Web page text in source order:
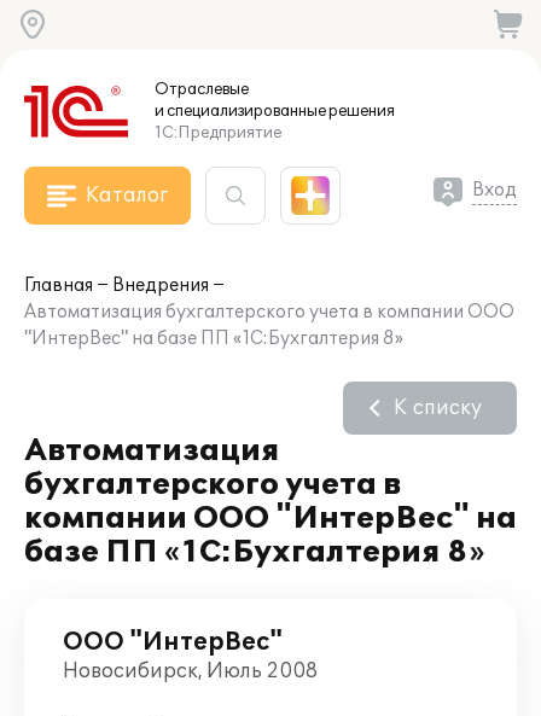
Отраслевые
и специализированныерешения
1С:Предприятие
Каталог Вход
Главная
Внедрения
Автоматизация бухгалтерского учета в компании ООО
"ИнтерВес" на базе ПП «1С:Бухгалтерия 8»
Автоматизация
бухгалтерского учета в
компании ООО "ИнтерВес" на
базе ПП «1С:Бухгалтерия 8»
К списку
ООО "ИнтерВес"
Новосибирск, Июль 2008